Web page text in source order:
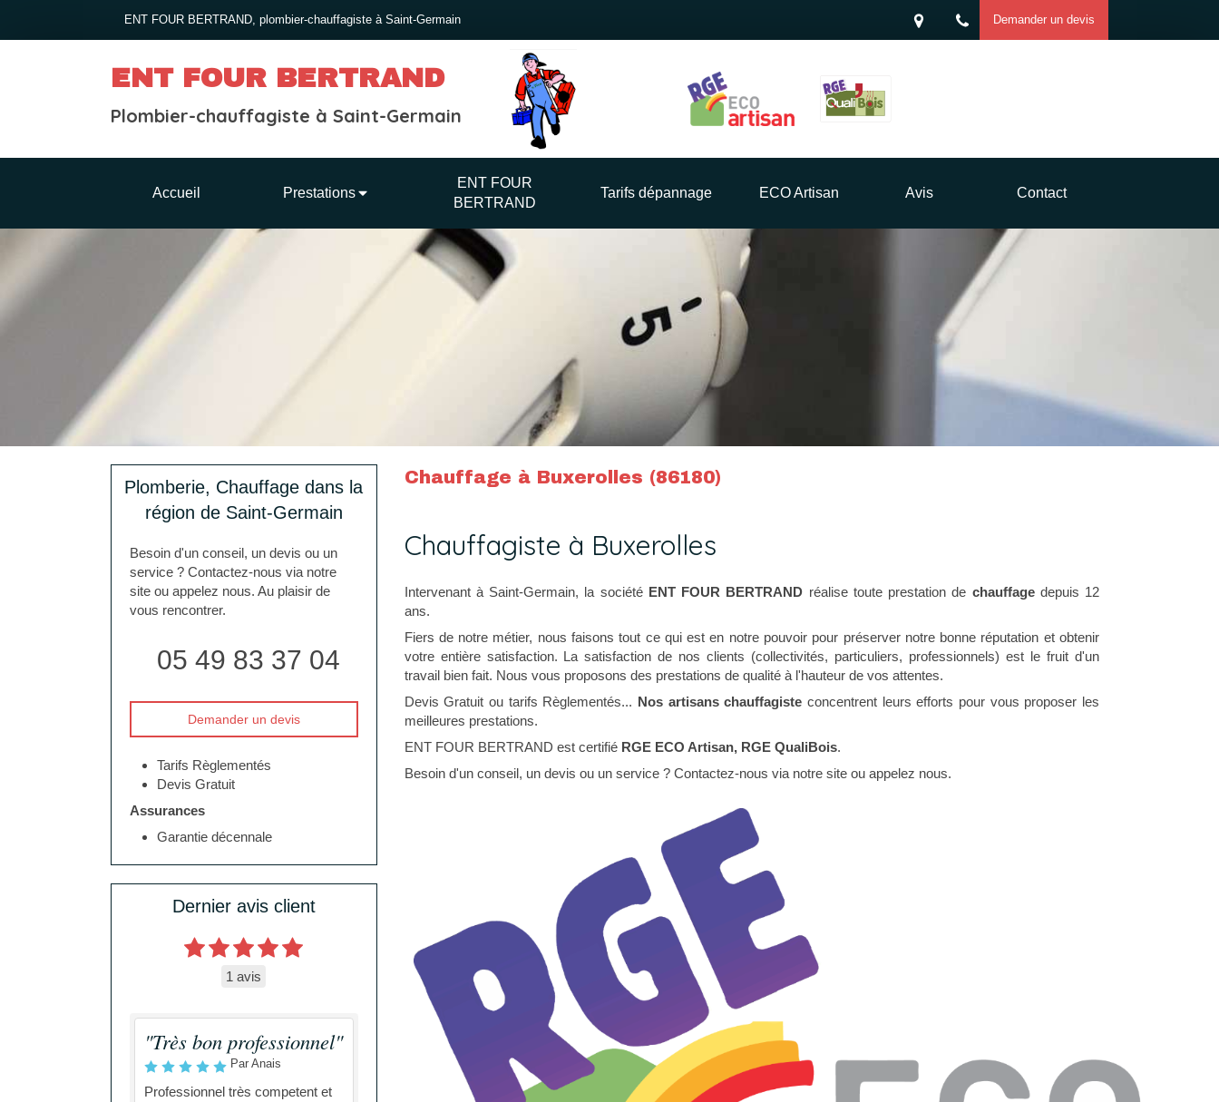
ENT FOUR BERTRAND, plombier-chauffagiste à Saint-Germain Demander un devis
ENT FOUR BERTRAND
Plombier-chauffagiste à Saint-Germain
Accueil Prestations
ENT FOUR
BERTRAND
Tarifs dépannage ECO Artisan Avis Contact
Chauffage à Buxerolles (86180)
Chauffagiste à Buxerolles
Intervenant à Saint-Germain, la société ENT FOUR BERTRAND réalise toute prestation de chauffagedepuis 12
ans.
Fiers de notre métier, nous faisons tout ce qui est en notre pouvoir pour préserver notre bonne réputation et obtenir
votre entière satisfaction. La satisfaction de nos clients (collectivités, particuliers, professionnels) est le fruit d'un
travail bien fait. Nous vous proposons des prestations de qualité à l'hauteur de vos attentes.
Devis Gratuit ou tarifs Règlementés... Nos artisans chauffagiste concentrent leurs efforts pour vous proposer les
meilleures prestations.
ENT FOUR BERTRAND est certifié RGE ECO Artisan, RGE QualiBois.
Besoin d'un conseil, un devis ou un service ? Contactez-nous via notre site ou appelez nous.
Plomberie, Chauffage dans la
région de Saint-Germain
Besoin d'un conseil, un devis ou un
service ? Contactez-nous via notre
site ou appelez nous. Au plaisir de
vous rencontrer.
05 49 83 37 04
Demander un devis
Tarifs Règlementés
Devis Gratuit
Assurances
Garantie décennale
Dernier avis client
1 avis
"Très bon professionnel"
Par Anais
Professionnel très competent et